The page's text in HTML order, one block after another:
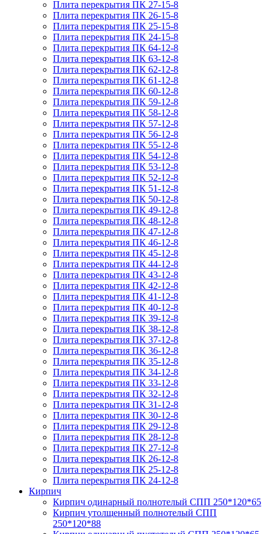
Плита перекрытия ПК 27-15-8
Плита перекрытия ПК 26-15-8
Плита перекрытия ПК 25-15-8
Плита перекрытия ПК 24-15-8
Плита перекрытия ПК 64-12-8
Плита перекрытия ПК 63-12-8
Плита перекрытия ПК 62-12-8
Плита перекрытия ПК 61-12-8
Плита перекрытия ПК 60-12-8
Плита перекрытия ПК 59-12-8
Плита перекрытия ПК 58-12-8
Плита перекрытия ПК 57-12-8
Плита перекрытия ПК 56-12-8
Плита перекрытия ПК 55-12-8
Плита перекрытия ПК 54-12-8
Плита перекрытия ПК 53-12-8
Плита перекрытия ПК 52-12-8
Плита перекрытия ПК 51-12-8
Плита перекрытия ПК 50-12-8
Плита перекрытия ПК 49-12-8
Плита перекрытия ПК 48-12-8
Плита перекрытия ПК 47-12-8
Плита перекрытия ПК 46-12-8
Плита перекрытия ПК 45-12-8
Плита перекрытия ПК 44-12-8
Плита перекрытия ПК 43-12-8
Плита перекрытия ПК 42-12-8
Плита перекрытия ПК 41-12-8
Плита перекрытия ПК 40-12-8
Плита перекрытия ПК 39-12-8
Плита перекрытия ПК 38-12-8
Плита перекрытия ПК 37-12-8
Плита перекрытия ПК 36-12-8
Плита перекрытия ПК 35-12-8
Плита перекрытия ПК 34-12-8
Плита перекрытия ПК 33-12-8
Плита перекрытия ПК 32-12-8
Плита перекрытия ПК 31-12-8
Плита перекрытия ПК 30-12-8
Плита перекрытия ПК 29-12-8
Плита перекрытия ПК 28-12-8
Плита перекрытия ПК 27-12-8
Плита перекрытия ПК 26-12-8
Плита перекрытия ПК 25-12-8
Плита перекрытия ПК 24-12-8
Кирпич
Кирпич одинарный полнотелый СПП 250*120*65
Кирпич утолщенный полнотелый СПП
250*120*88